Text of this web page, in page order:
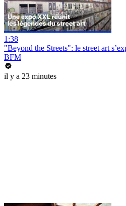
1:38
"Beyond the Streets": le street art
BFM
il y a 23 minutes